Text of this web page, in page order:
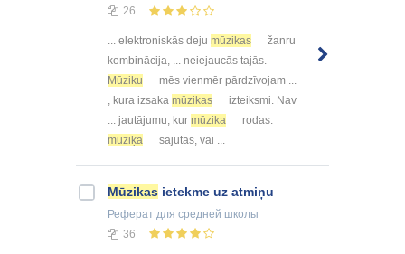
26
... elektroniskās deju mūzikas
žanru
kombinācija, ... neiejaucās tajās.
Mūziku
mēs vienmēr pārdzīvojam ...
, kura izsaka mūzikas
izteiksmi. Nav
... jautājumu, kur mūzika
rodas:
mūziķa
sajūtās, vai ...
Mūzikas ietekme uz atmiņu
Реферат для средней школы
36